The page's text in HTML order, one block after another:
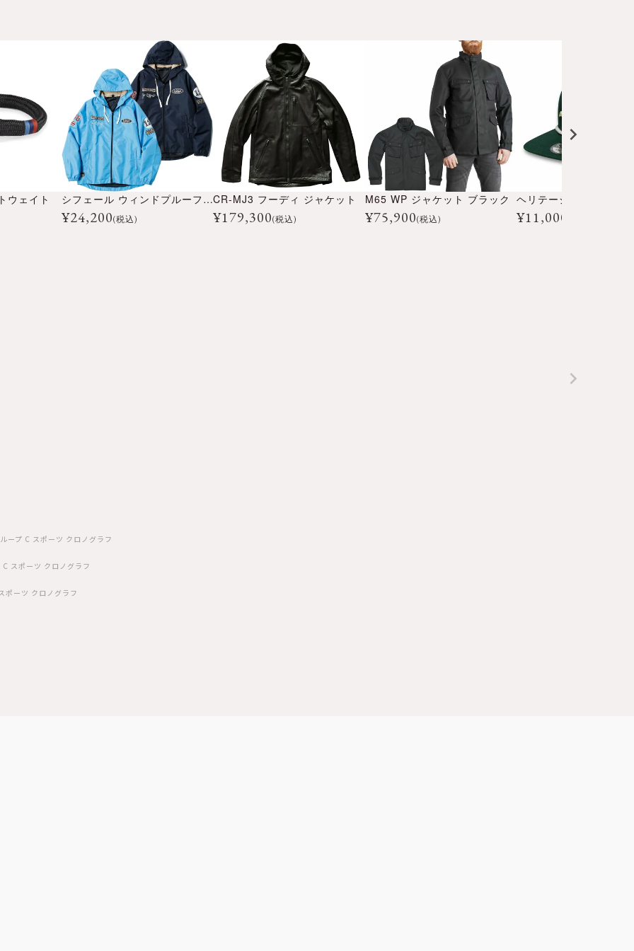
ウェイト シフェール ウィンドプルーフ ジャケット
¥24,200(税込)
CR-MJ3 フーディ ジャケット
¥179,300(税込)
M65 WP ジャケット ブラック
¥75,900(税込) ¥11,000
ープ C スポーツ クロノグラフ
C スポーツ クロノグラフ
ポーツ クロノグラフ